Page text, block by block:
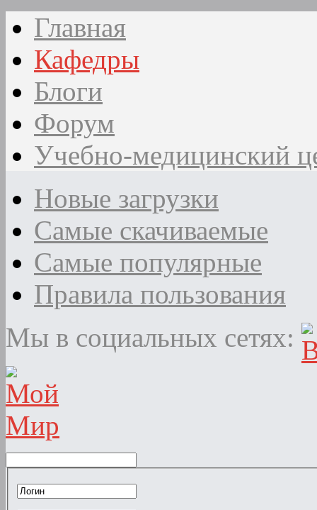
Главная
Кафедры
Блоги
Форум
Учебно-медицинский
Новые загрузки
Самые скачиваемые
Самые популярные
Правила пользования
Мы в социальных сетях: